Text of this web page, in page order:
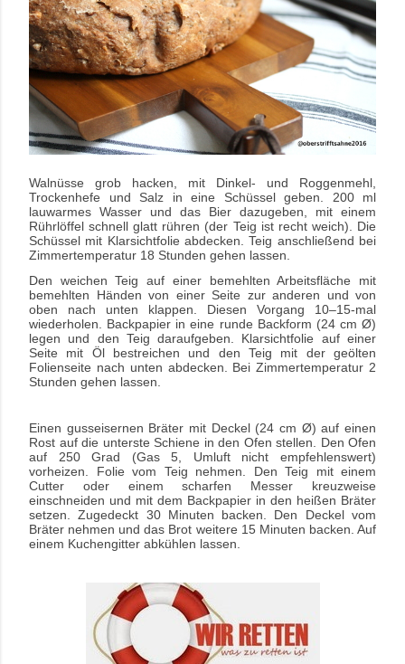
Walnüsse grob hacken, mit Dinkel- und Roggenmehl,
Trockenhefe und Salz in eine Schüssel geben. 200 ml
lauwarmes Wasser und das Bier dazugeben, mit einem
Rührlöffel schnell glatt rühren (der Teig ist recht weich). Die
Schüssel mit Klarsichtfolie abdecken. Teig anschließend bei
Zimmertemperatur 18 Stunden gehen lassen.
Den weichen Teig auf einer bemehlten Arbeitsfläche mit
bemehlten Händen von einer Seite zur anderen und von
oben nach unten klappen. Diesen Vorgang 10–15-mal
wiederholen. Backpapier in eine runde Backform (24 cm Ø)
legen und den Teig daraufgeben. Klarsichtfolie auf einer
Seite mit Öl bestreichen und den Teig mit der geölten
Folienseite nach unten abdecken. Bei Zimmertemperatur 2
Stunden gehen lassen.
Einen gusseisernen Bräter mit Deckel (24 cm Ø) auf einen
Rost auf die unterste Schiene in den Ofen stellen. Den Ofen
auf 250 Grad (Gas 5, Umluft nicht empfehlenswert)
vorheizen. Folie vom Teig nehmen. Den Teig mit einem
Cutter oder einem scharfen Messer kreuzweise
einschneiden und mit dem Backpapier in den heißen Bräter
setzen. Zugedeckt 30 Minuten backen. Den Deckel vom
Bräter nehmen und das Brot weitere 15 Minuten backen. Auf
einem Kuchengitter abkühlen lassen.